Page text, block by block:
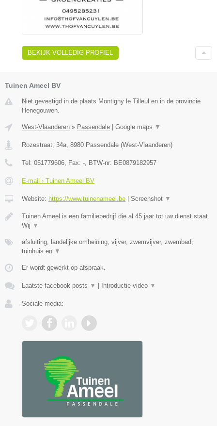
BEKIJK VOLLEDIG PROFIEL
Tuinen Ameel BV
Niet gevestigd in de plaats Montigny le Tilleul en in de provincie
Henegouwen.
West-Vlaanderen » Passendale Google maps ▼
Rozestraat, 34a, 8980 Passendale (West-Vlaanderen)
Tel: 051779606, Fax: -, BTW-nr: BE0879182957
E-mail › Tuinen Ameel BV
Website: https://www.tuinenameel.be Screenshot ▼
Tuinen Ameel is een familiebedrijf die al 45 jaar tot uw dienst staat.
Wij ▼
afsluiting, landelijke omheining, vijver, zwemvijver, zwembad,
tuinhuis en ▼
Er wordt gewerkt op afspraak.
Laatste facebook posts ▼ Introductie video ▼
Sociale media: